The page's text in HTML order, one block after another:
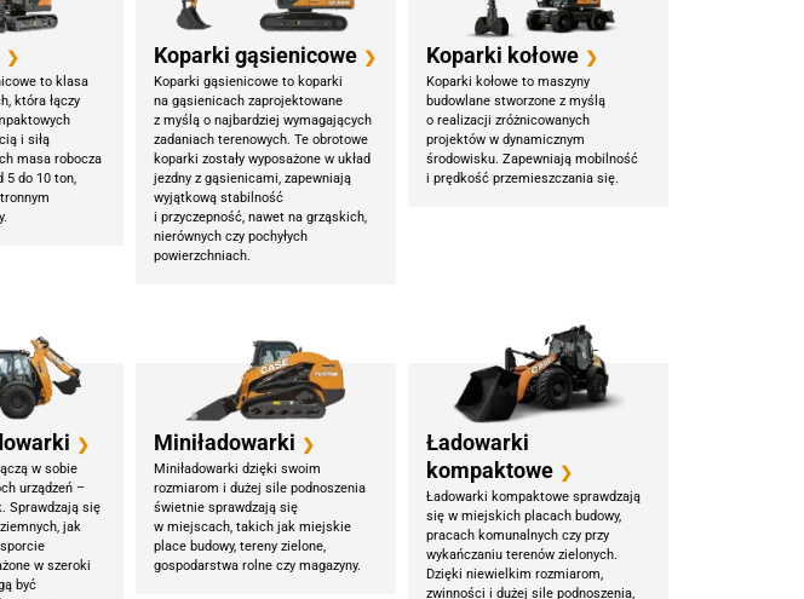
❯
to klasa
która łączy
i siłą
masa robocza
5 do 10 ton,
Koparki gąsienicowe ❯
Koparki gąsienicowe to koparki
na gąsienicach zaprojektowane
z myślą o najbardziej wymagających
zadaniach terenowych. Te obrotowe
koparki zostały wyposażone w układ
jezdny z gąsienicami, zapewniają
wyjątkową stabilność
i przyczepność, nawet na grząskich,
nierównych czy pochyłych
powierzchniach.
Koparki kołowe ❯
Koparki kołowe to maszyny
budowlane stworzone z myślą
o realizacji zróżnicowanych
projektów w dynamicznym
środowisku. Zapewniają mobilność
i prędkość przemieszczania się.
❯
w sobie
urządzeń –
Sprawdzają się
jak
w szeroki
być
Miniładowarki ❯
Miniładowarki dzięki swoim
rozmiarom i dużej sile podnoszenia
świetnie sprawdzają się
w miejscach, takich jak miejskie
place budowy, tereny zielone,
gospodarstwa rolne czy magazyny.
Ładowarki
kompaktowe ❯
Ładowarki kompaktowe sprawdzają
się w miejskich placach budowy,
pracach komunalnych czy przy
wykańczaniu terenów zielonych.
Dzięki niewielkim rozmiarom,
zwinności i dużej sile podnoszenia,